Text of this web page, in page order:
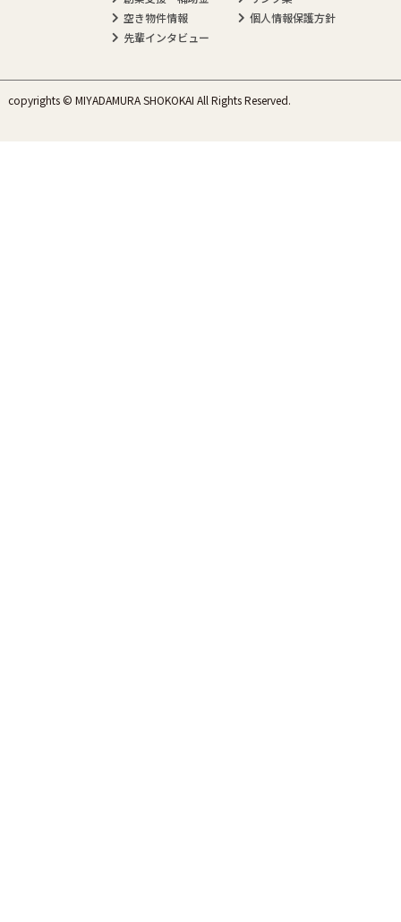
空き物件情報
先輩インタビュー
個人情報保護方針
copyrights © MIYADAMURA SHOKOKAI All Rights Reserved.